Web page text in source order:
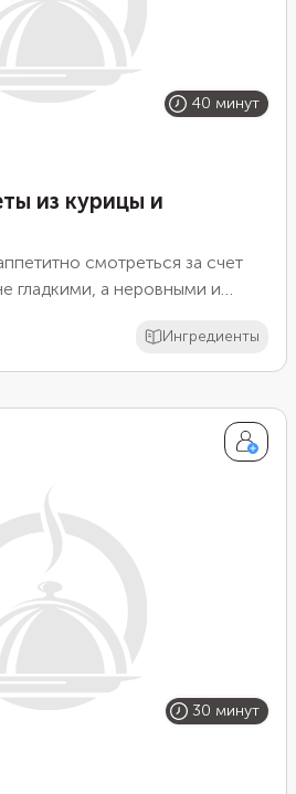
40 минут
из курицы и
смотреться за счет
гладкими, а неровными и
лучше взять с большим
— так он лучше вберет
майонез с лимонным соком
Ингредиенты
30 минут